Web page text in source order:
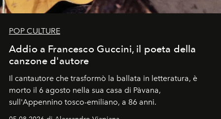
POP CULTURE
Addio a Francesco Guccini, il poeta della
canzone d'autore
Il cantautore che trasformò la ballata in letteratura, è
morto il 6 agosto nella sua casa di Pàvana,
sull'Appennino tosco-emiliano, a 86 anni.